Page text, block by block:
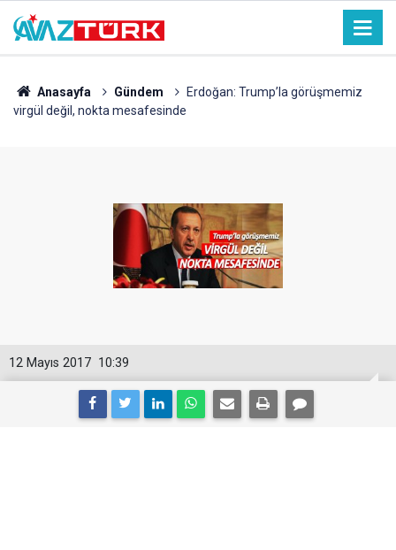
Anasayfa Gündem
Erdoğan: Trump’la görüşmemiz
virgül değil, nokta mesafesinde
10:39
12 Mayıs 2017